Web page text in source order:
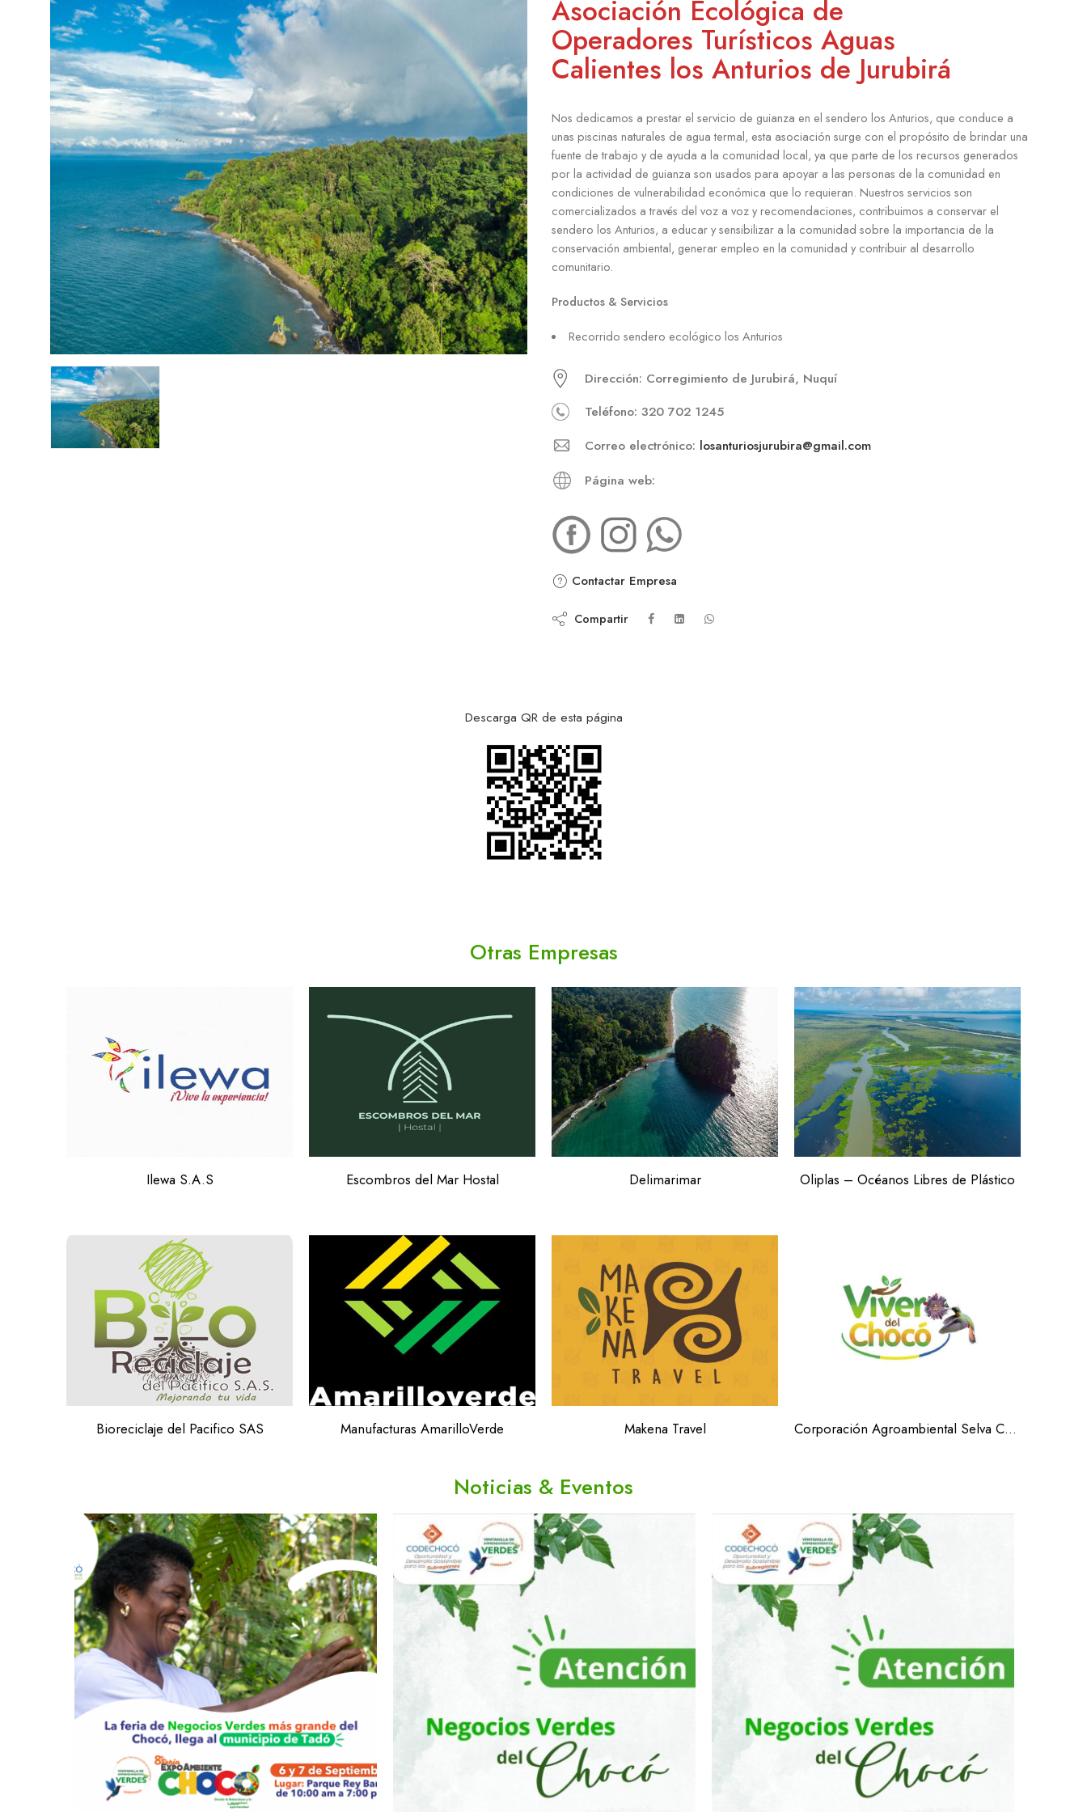
Asociación Ecológica de
Operadores Turísticos Aguas
Calientes los Anturios de Jurubirá
Nos dedicamos a prestar el servicio de guianza en el sendero los Anturios, que conduce a
unas piscinas naturales de agua termal, esta asociación surge con el propósito de brindar una
fuente de trabajo y de ayuda a la comunidad local, ya que parte de los recursos generados
por la actividad de guianza son usados para apoyar a las personas de la comunidad en
condiciones de vulnerabilidad económica que lo requieran. Nuestros servicios son
comercializados a través del voz a voz y recomendaciones, contribuimos a conservar el
sendero los Anturios, a educar y sensibilizar a la comunidad sobre la importancia de la
conservación ambiental, generar empleo en la comunidad y contribuir al desarrollo
comunitario.
Productos & Servicios
Recorrido sendero ecológico los Anturios
Dirección: Corregimiento de Jurubirá, Nuquí
Teléfono: 320 702 1245
Correo electrónico: losanturiosjurubira@gmail.com
Página web:
Contactar Empresa
Compartir
Descarga QR de esta página
Otras Empresas
Ilewa S.A.S Escombros del Mar Hostal Delimarimar Oliplas – Océanos Libres de Plástico
Bioreciclaje del Pacifico SAS Manufacturas AmarilloVerde Makena Travel Corporación Agroambiental Selva Coagroselva
Noticias & Eventos